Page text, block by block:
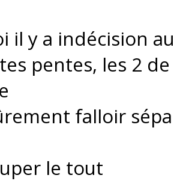
il y a indécision
pentes, les 2
falloir
le tout